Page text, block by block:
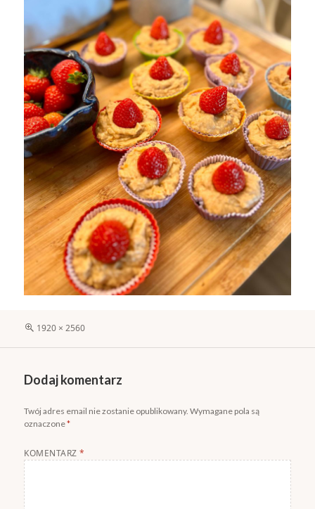
Pełny
1920 × 2560
Dodaj komentarz
Twój adres email nie zostanie opublikowany. Wymagane pola są
oznaczone*
KOMENTARZ*